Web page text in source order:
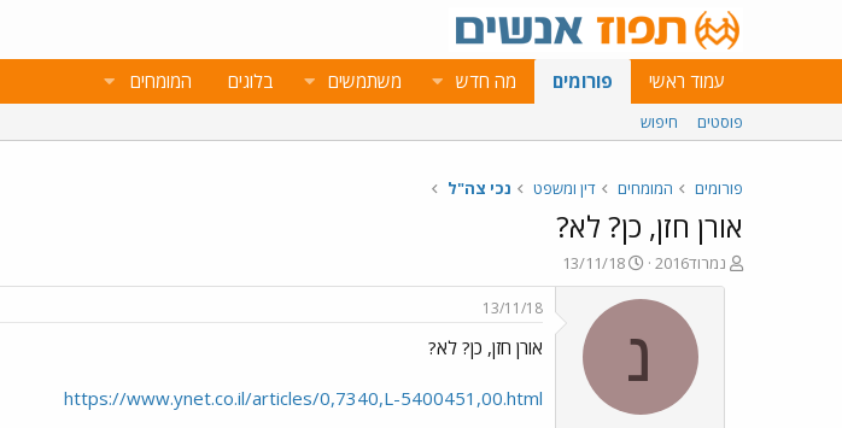
עמוד ראשי פורומים מה חדש משתמשים בלוגים המומחים
פוסטים חיפוש
פורומים המומחים דין ומשפט נכי צה"ל
אורן חזן, כן? לא?
פ
ו
נמרוד2016
פ
ו
ר
א
13/11/18
נ
13/11/18
אורן חזן, כן? לא?
https://www.ynet.co.il/articles/0,7340,L-5400451,00.html